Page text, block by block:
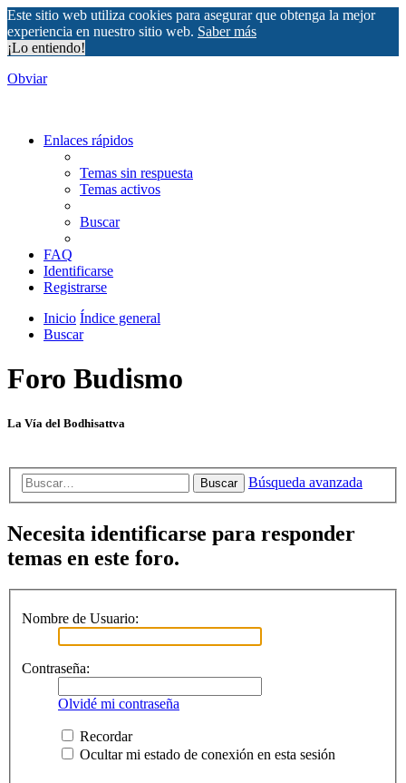
Este sitio web utiliza cookies para asegurar que obtenga la mejor
experiencia en nuestro sitio web. Saber más
¡Lo entiendo!
Obviar
Enlaces rápidos
Temas sin respuesta
Temas activos
Buscar
FAQ
Identificarse
Registrarse
Inicio Índice general
Buscar
Foro Budismo
La Vía del Bodhisattva
Buscar Búsqueda avanzada
Necesita identificarse para responder
temas en este foro.
Nombre de Usuario:
Contraseña:
Olvidé mi contraseña
Recordar
Ocultar mi estado de conexión en esta sesión